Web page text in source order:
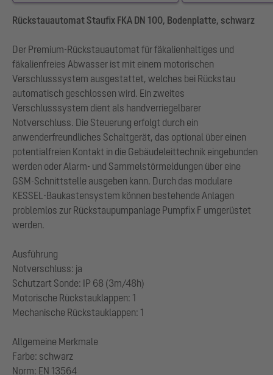
Rückstauautomat Staufix FKA DN 100, Bodenplatte, schwarz
Der Premium-Rückstauautomat für fäkalienhaltiges und
fäkalienfreies Abwasser ist mit einem motorischen
Verschlusssystem ausgestattet, welches bei Rückstau
automatisch geschlossen wird. Ein zweites
Verschlusssystem dient als handverriegelbarer
Notverschluss. Die Steuerung erfolgt durch ein
anwenderfreundliches Schaltgerät, das optional über einen
potentialfreien Kontakt in die Gebäudeleittechnik eingebunden
werden oder Alarm- und Sammelstörmeldungen über eine
GSM-Schnittstelle ausgeben kann. Durch das modulare
KESSEL-Baukastensystem können bestehende Anlagen
problemlos zur Rückstaupumpanlage Pumpfix F umgerüstet
werden.
Ausführung
Notverschluss: ja
Schutzart Sonde: IP 68 (3m/48h)
Motorische Rückstauklappen: 1
Mechanische Rückstauklappen: 1
Allgemeine Merkmale
Farbe: schwarz
Norm: EN 13564